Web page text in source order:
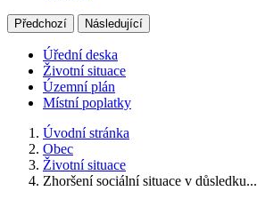
Předchozí Následující
Úřední deska
Životní situace
Územní plán
Místní poplatky
Úvodní stránka
Obec
Životní situace
Zhoršení sociální situace v důsledku...